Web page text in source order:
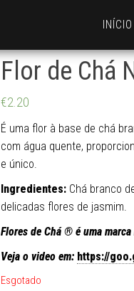
INÍCIO
Flor de Chá
€2.20
É uma flor à base de chá
com água quente,
e único.
Ingredientes:Chá branco
delicadas flores de jasmim.
Flores de Chá ® é uma
Veja o video em: https://
Esgotado